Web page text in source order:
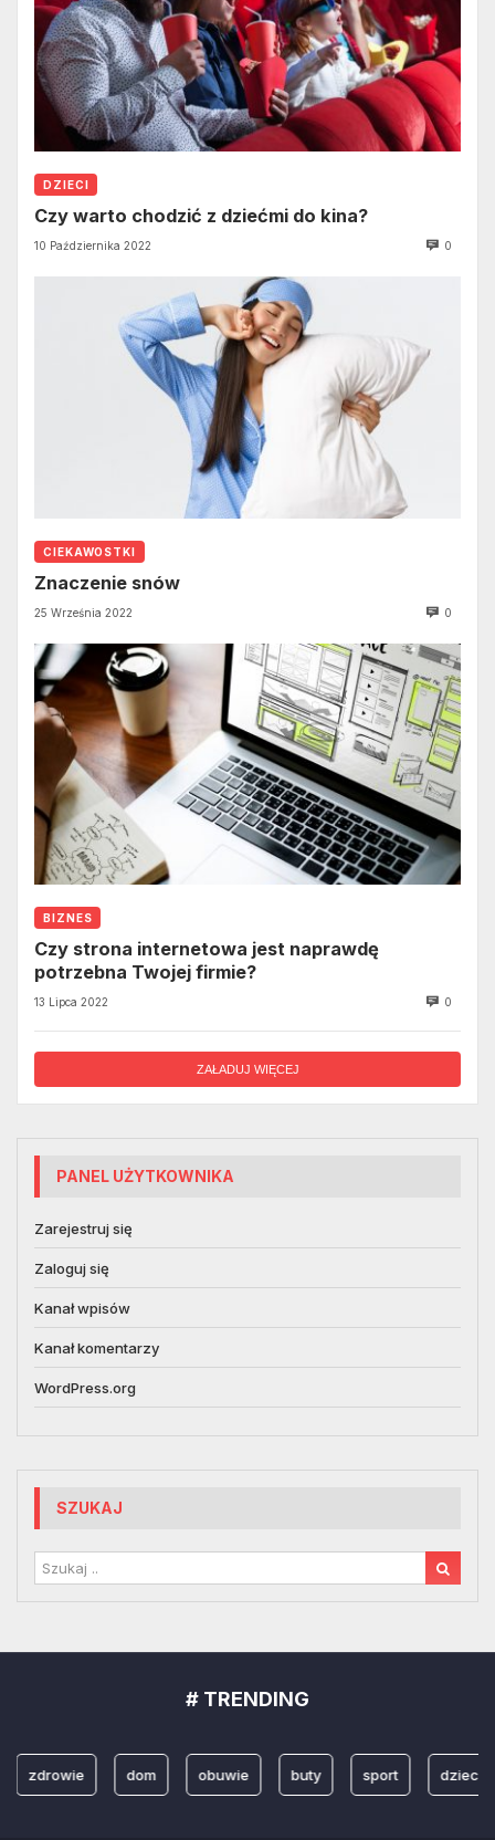
DZIECI
Czy warto chodzić z dziećmi do kina?
10 Października 2022 0
CIEKAWOSTKI
Znaczenie snów
25 Września 2022 0
BIZNES
Czy strona internetowa jest naprawdę
potrzebna Twojej firmie?
13 Lipca 2022 0
ZAŁADUJ WIĘCEJ
PANEL UŻYTKOWNIKA
Zarejestruj się
Zaloguj się
Kanał wpisów
Kanał komentarzy
WordPress.org
SZUKAJ
# TRENDING
zdrowie dom obuwie buty sport dzieci